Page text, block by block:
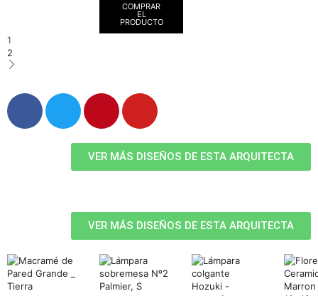
COMPRAR
EL
PRODUCTO
1
2
VER MÁS DISEÑOS DE ESTA ARQUITECTA
VER MÁS DISEÑOS DE ESTA ARQUITECTA